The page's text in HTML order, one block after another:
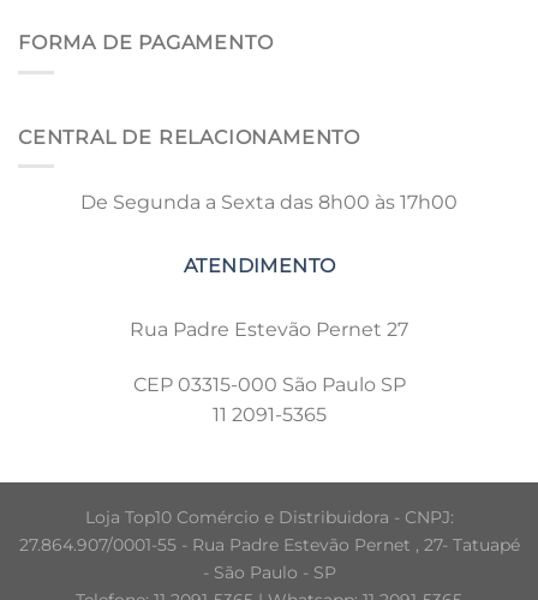
FORMA DE PAGAMENTO
CENTRAL DE RELACIONAMENTO
De Segunda a Sexta das 8h00 às 17h00
Rua Padre Estevão Pernet 27
CEP 03315-000 São Paulo SP
11 2091-5365
Loja Top10 Comércio e Distribuidora - CNPJ:
27.864.907/0001-55 - Rua Padre Estevão Pernet , 27- Tatuapé
- São Paulo - SP